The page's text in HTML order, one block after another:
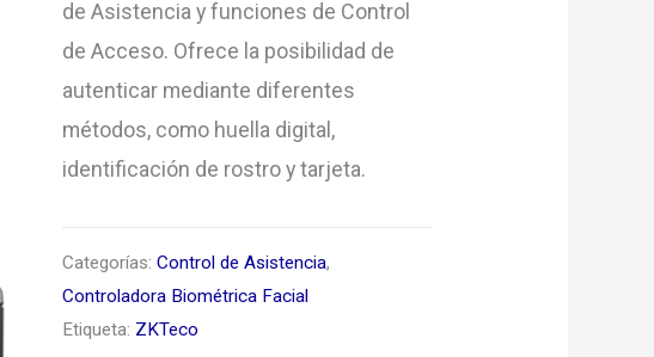
de Asistencia y funciones de Control
de Acceso. Ofrece la posibilidad de
autenticar mediante diferentes
métodos, como huella digital,
identificación de rostro y tarjeta.
Categorías: Control de Asistencia,
Controladora Biométrica Facial
Etiqueta: ZKTeco